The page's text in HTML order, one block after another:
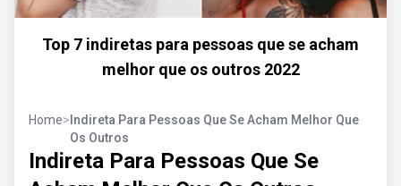
Top 7 indiretas para pessoas que se acham
melhor que os outros 2022
Home> Indireta Para Pessoas Que Se Acham Melhor Que
Os Outros
Indireta Para Pessoas Que Se